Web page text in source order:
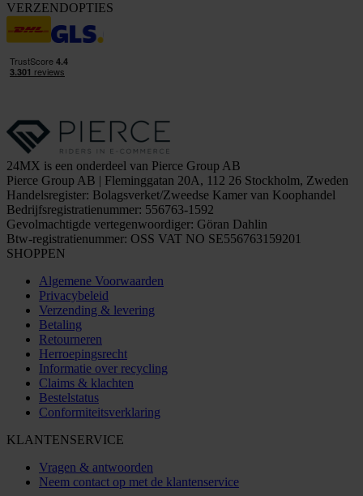
VERZENDOPTIES
24MX is een onderdeel van Pierce Group AB
Pierce Group AB | Fleminggatan 20A, 112 26 Stockholm, Zweden
Handelsregister: Bolagsverket/Zweedse Kamer van Koophandel
Bedrijfsregistratienummer: 556763-1592
Gevolmachtigde vertegenwoordiger: Göran Dahlin
Btw-registratienummer: OSS VAT NO SE556763159201
SHOPPEN
Algemene Voorwaarden
Privacybeleid
Verzending & levering
Betaling
Retourneren
Herroepingsrecht
Informatie over recycling
Claims & klachten
Bestelstatus
Conformiteitsverklaring
KLANTENSERVICE
Vragen & antwoorden
Neem contact op met de klantenservice